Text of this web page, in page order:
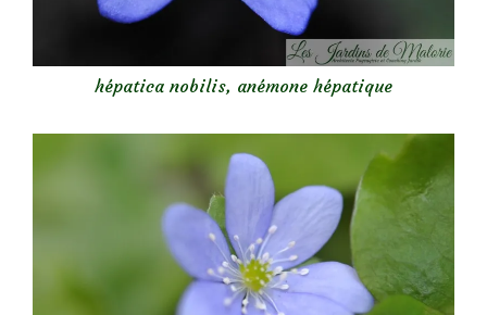
hépatica nobilis, anémone hépatique